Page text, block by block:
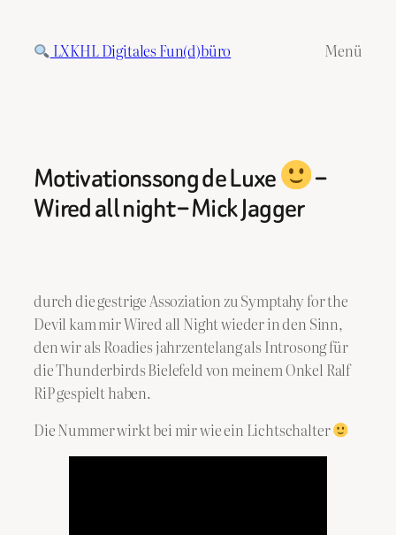
Inhalt
springen
LXKHL Digitales Fun(d)büro Menü
Motivationssong de Luxe
–
Wired all night – Mick Jagger
durch die gestrige Assoziation zu Symptahy for the
Devil kam mir Wired all Night wieder in den Sinn,
den wir als Roadies jahrzentelang als Introsong für
die Thunderbirds Bielefeld von meinem Onkel Ralf
RiP gespielt haben.
Die Nummer wirkt bei mir wie ein Lichtschalter